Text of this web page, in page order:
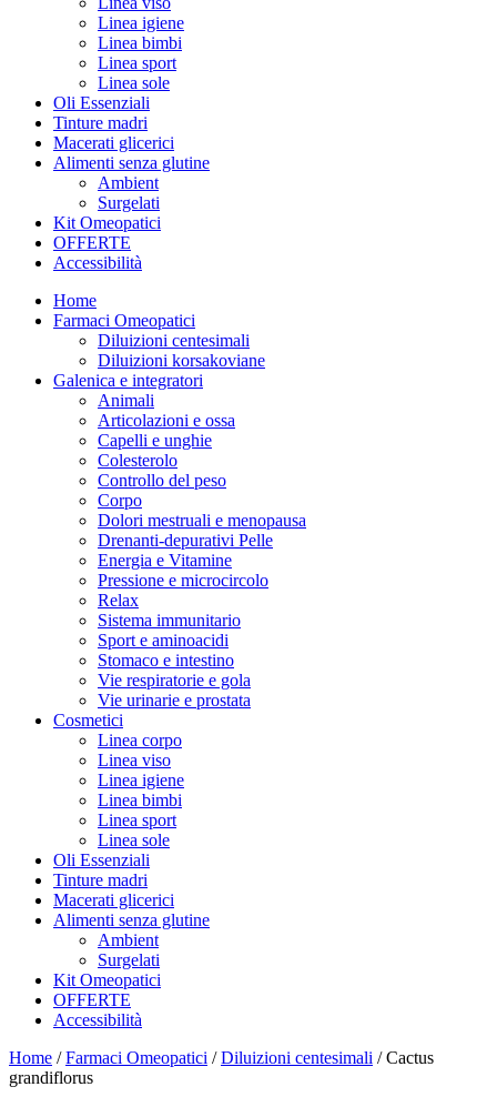
Linea igiene
Linea bimbi
Linea sport
Linea sole
Oli Essenziali
Tinture madri
Macerati glicerici
Alimenti senza glutine
Ambient
Surgelati
Kit Omeopatici
OFFERTE
Accessibilità
Home
Farmaci Omeopatici
Diluizioni centesimali
Diluizioni korsakoviane
Galenica e integratori
Animali
Articolazioni e ossa
Capelli e unghie
Colesterolo
Controllo del peso
Corpo
Dolori mestruali e menopausa
Drenanti-depurativi Pelle
Energia e Vitamine
Pressione e microcircolo
Relax
Sistema immunitario
Sport e aminoacidi
Stomaco e intestino
Vie respiratorie e gola
Vie urinarie e prostata
Cosmetici
Linea corpo
Linea viso
Linea igiene
Linea bimbi
Linea sport
Linea sole
Oli Essenziali
Tinture madri
Macerati glicerici
Alimenti senza glutine
Ambient
Surgelati
Kit Omeopatici
OFFERTE
Accessibilità
Home /Farmaci Omeopatici /Diluizioni centesimali / Cactus
grandiflorus